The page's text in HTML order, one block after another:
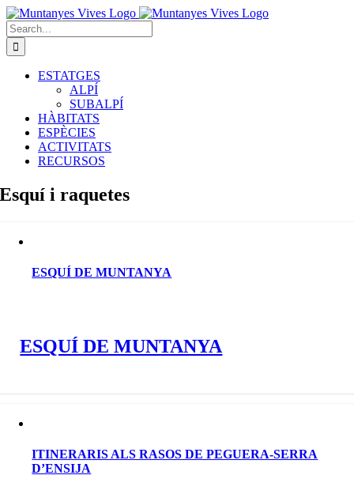
Skip
to
content
Search
for:
ESTATGES
ALPÍ
SUBALPÍ
HÀBITATS
ESPÈCIES
ACTIVITATS
RECURSOS
Esquí i raquetes
ESQUÍ DE MUNTANYA
ESQUÍ DE MUNTANYA
ITINERARIS ALS RASOS DE PEGUERA-SERRA
D’ENSIJA